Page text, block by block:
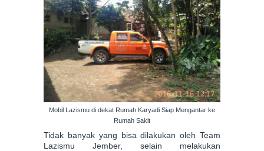
Mobil Lazismu di dekat Rumah Karyadi Siap Mengantar ke
Rumah Sakit
Tidak banyak yang bisa dilakukan oleh Team
Lazismu Jember, selain melakukan